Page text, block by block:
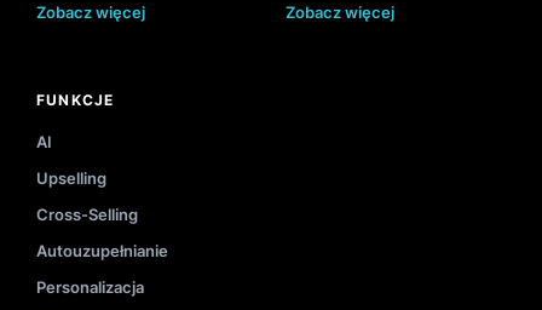
Zobacz więcej Zobacz więcej
FUNKCJE
AI
Upselling
Cross-Selling
Autouzupełnianie
Personalizacja